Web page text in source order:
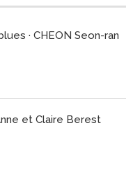
· CHEON Seon-ran
et Claire Berest